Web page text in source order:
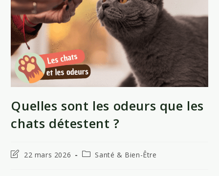
Quelles sont les odeurs que les
chats détestent ?
Dernière
22 mars 2026
PostSanté & Bien-Être